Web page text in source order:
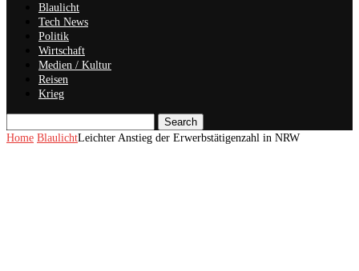
Blaulicht
Tech News
Politik
Wirtschaft
Medien / Kultur
Reisen
Krieg
Search
Home BlaulichtLeichter Anstieg der Erwerbstätigenzahl in NRW